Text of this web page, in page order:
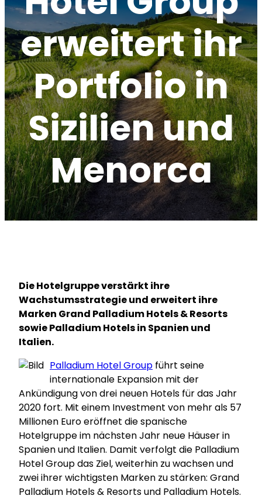
erweitert ihr
Portfolio in
Sizilien und
Menorca
Die Hotelgruppe verstärkt ihre
Wachstumsstrategie und erweitert ihre
Marken Grand Palladium Hotels & Resorts
sowie Palladium Hotels in Spanien und
Italien.
Palladium Hotel Group führt seine
internationale Expansion mit der
Ankündigung von drei neuen Hotels für das Jahr
2020 fort. Mit einem Investment von mehr als 57
Millionen Euro eröffnet die spanische
Hotelgruppe im nächsten Jahr neue Häuser in
Spanien und Italien. Damit verfolgt die Palladium
Hotel Group das Ziel, weiterhin zu wachsen und
zwei ihrer wichtigsten Marken zu stärken: Grand
Palladium Hotels & Resorts und Palladium Hotels.